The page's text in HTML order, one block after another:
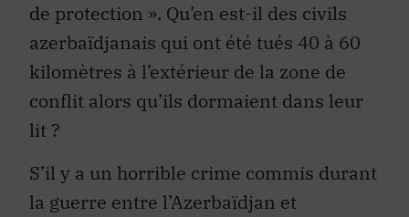
de protection ». Qu’en est-il des civils
azerbaïdjanais qui ont été tués 40 à 60
kilomètres à l’extérieur de la zone de
conflit alors qu’ils dormaient dans leur
lit ?
S’il y a un horrible crime commis durant
la guerre entre l’Azerbaïdjan et